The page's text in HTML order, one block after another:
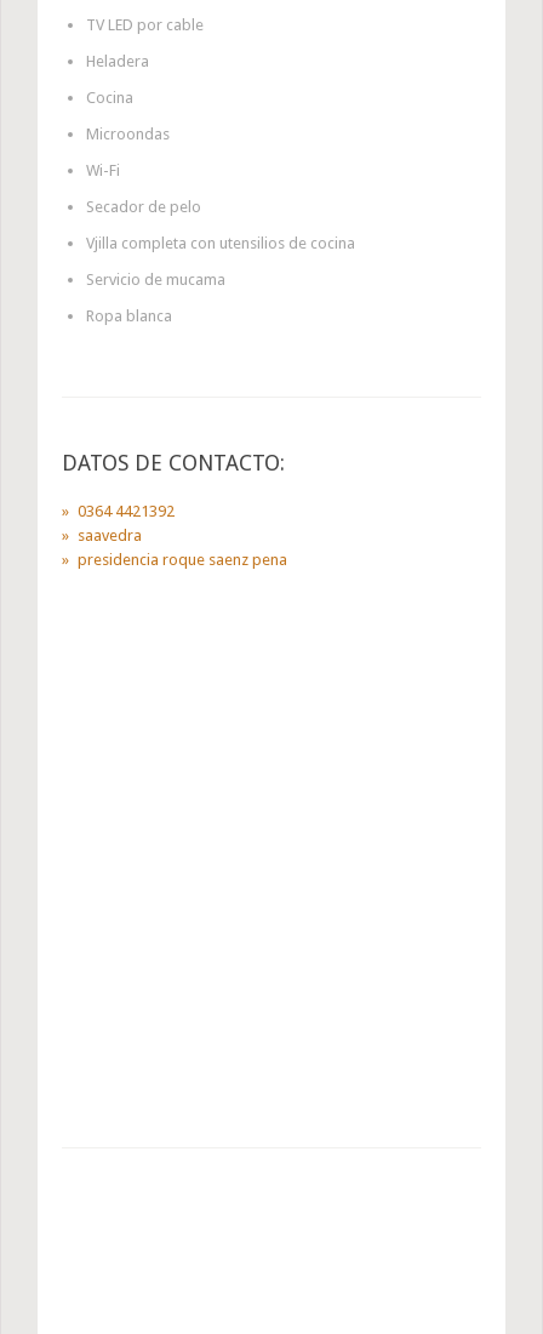
TV LED por cable
Heladera
Cocina
Microondas
Wi-Fi
Secador de pelo
Vjilla completa con utensilios de cocina
Servicio de mucama
Ropa blanca
DATOS DE CONTACTO:
0364 4421392
saavedra
presidencia roque saenz pena